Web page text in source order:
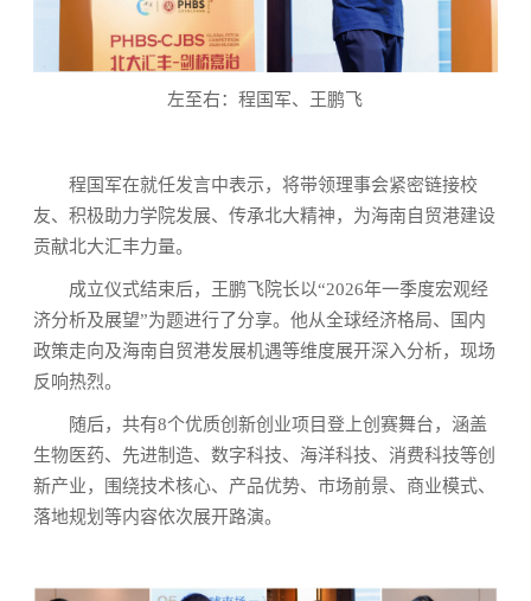
左至右：程国军、王鹏飞
程国军在就任发言中表示，将带领理事会紧密链接校
友、积极助力学院发展、传承北大精神，为海南自贸港建设
贡献北大汇丰力量。
成立仪式结束后，王鹏飞院长以“2026年一季度宏观经
济分析及展望”为题进行了分享。他从全球经济格局、国内
政策走向及海南自贸港发展机遇等维度展开深入分析，现场
反响热烈。
随后，共有8个优质创新创业项目登上创赛舞台，涵盖
生物医药、先进制造、数字科技、海洋科技、消费科技等创
新产业，围绕技术核心、产品优势、市场前景、商业模式、
落地规划等内容依次展开路演。